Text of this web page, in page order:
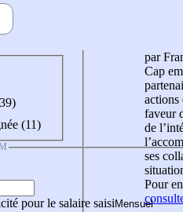
(11)
pour le salaire saisi
par
Cap
actions
faveur
de
ses
Pour